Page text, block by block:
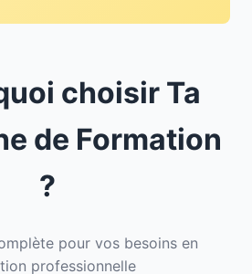
choisir Ta
de Formation
?
pour vos besoins en
professionnelle